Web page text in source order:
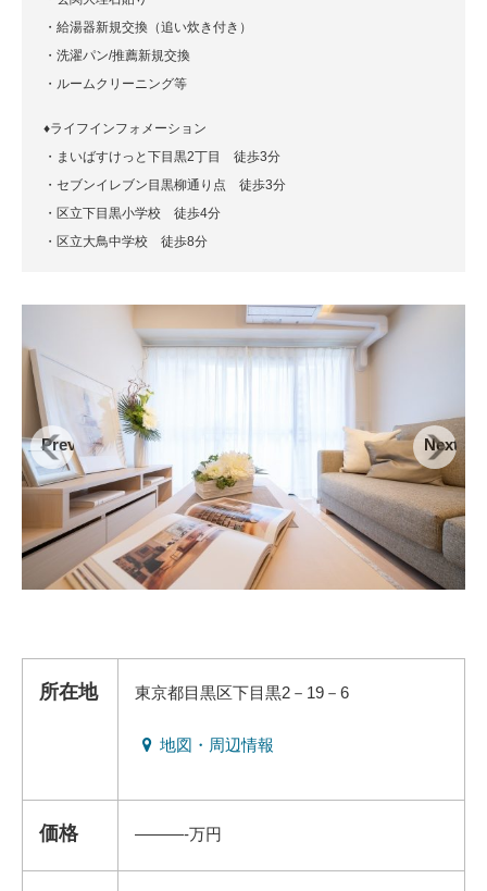
・給湯器新規交換（追い炊き付き）
・洗濯パン/推薦新規交換
・ルームクリーニング等
♦ライフインフォメーション
・まいばすけっと下目黒2丁目 徒歩3分
・セブンイレブン目黒柳通り点 徒歩3分
・区立下目黒小学校 徒歩4分
・区立大鳥中学校 徒歩8分
Previous Next
所在地 東京都目黒区下目黒2－19－6
地図・周辺情報
価格 ———-万円